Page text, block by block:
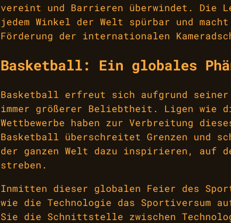
vereint und Barrieren überwindet. Die
jedem Winkel der Welt spürbar und
Förderung der internationalen
Basketball: Ein globales
Basketball erfreut sich aufgrund
immer größerer Beliebtheit. Ligen wie
Wettbewerbe haben zur Verbreitung
Basketball überschreitet Grenzen und
der ganzen Welt dazu inspirieren, auf
streben.
Inmitten dieser globalen Feier des
wie die Technologie das Sportiversum
Sie die Schnittstelle zwischen